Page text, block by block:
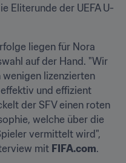
Eliterunde der UEFA U-
liegen für Nora
auf der Hand. "Wir
wenigen lizenzierten
und effizient
der SFV einen roten
welche über die
vermittelt wird",
mit FIFA.com.